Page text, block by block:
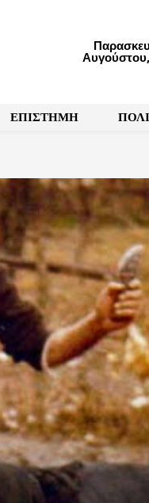
ΕΠΙΣΤΗΜΗ